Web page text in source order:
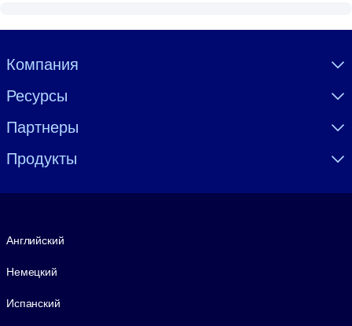
Visually hidden Text
Компания
Ресурсы
Партнеры
Продукты
Английский
Немецкий
Испанский